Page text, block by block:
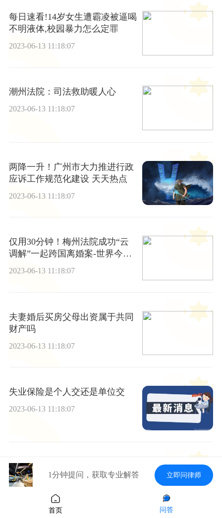
每日速看!14岁女生遭霸凌被逼喝
不明液体,校园暴力怎么定罪
2023-06-13 11:18:07
潮州法院：司法救助暖人心
2023-06-13 11:18:07
两降一升！广州市大力推进行政
应诉工作规范化建设 天天热点
2023-06-13 11:18:07
仅用30分钟！梅州法院成功“云
调解”一起跨国离婚案-世界今头
条
2023-06-13 11:18:07
夫妻婚后买房父母出资属于共同
财产吗
2023-06-13 11:18:07
失业保险是个人交还是单位交
2023-06-13 11:18:07
失业保险金和补助金可以一起申
请吗_环球新视野
2023-06-13 11:18:07
1分钟提问，获取专业解答 立即问律师
首页 问答